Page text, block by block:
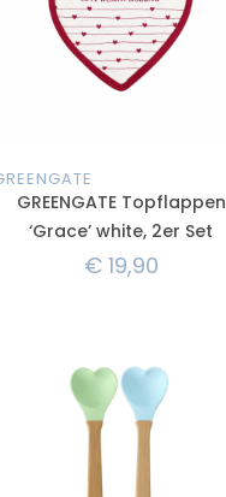
GREENGATE Topflappen
‘Grace’ white, 2er Set
€19,90